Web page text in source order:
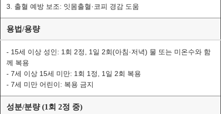
3. 출혈 예방 보조: 잇몸출혈·코피 경감 도움
용법/용량
- 15세 이상 성인: 1회 2정, 1일 2회(아침·저녁) 물 또는 미온수와 함
께 복용
- 7세 이상 15세 미만: 1회 1정, 1일 2회 복용
- 7세 미만 어린이: 복용 금지
성분/분량 (1회 2정 중)